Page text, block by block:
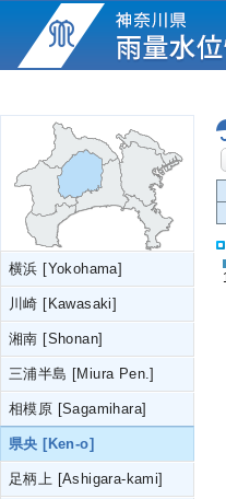
横浜 [Yokohama]
川崎 [Kawasaki]
湘南 [Shonan]
三浦半島 [Miura Pen.]
相模原 [Sagamihara]
県央 [Ken-o]
足柄上 [Ashigara-kami]